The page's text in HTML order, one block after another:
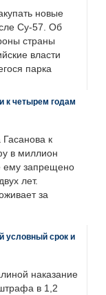
новые
Су-57. Об
страны
власти
парка
к четырем годам
к
в миллион
ему запрещено
лет.
за
условный срок и
наказание
в 1,2